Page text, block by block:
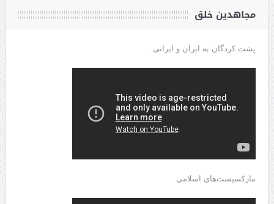
مجاهدین خلق
پشت کردگان به ایران و ایرانی.
مارکسیست‌های اسلامی